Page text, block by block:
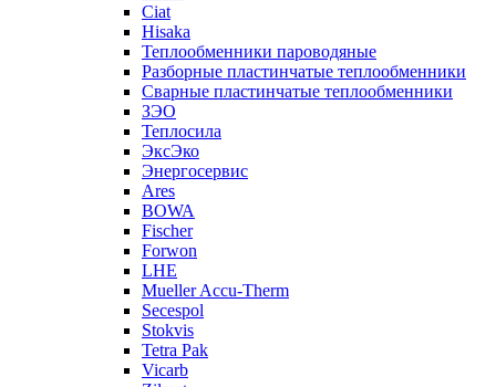
Ciat
Hisaka
Теплообменники пароводяные
Разборные пластинчатые теплообменники
Сварные пластинчатые теплообменники
ЗЭО
Теплосила
ЭксЭко
Энергосервис
Ares
BOWA
Fischer
Forwon
LHE
Mueller Accu-Therm
Secespol
Stokvis
Tetra Pak
Vicarb